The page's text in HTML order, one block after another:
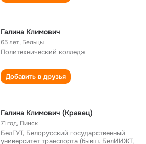
Галина Климович
65 лет, Бельцы
Политехнический колледж
Добавить в друзья
Галина Климович (Кравец)
71 год, Пинск
БелГУТ, Белорусский государственный
университет транспорта (бывш. БелИИЖТ,